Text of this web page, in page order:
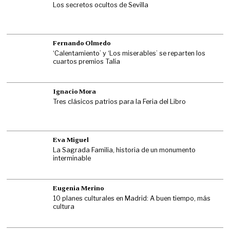
Los secretos ocultos de Sevilla
Fernando Olmedo
‘Calentamiento’ y ‘Los miserables’ se reparten los
cuartos premios Talía
Ignacio Mora
Tres clásicos patrios para la Feria del Libro
Eva Miguel
La Sagrada Familia, historia de un monumento
interminable
Eugenia Merino
10 planes culturales en Madrid: A buen tiempo, más
cultura